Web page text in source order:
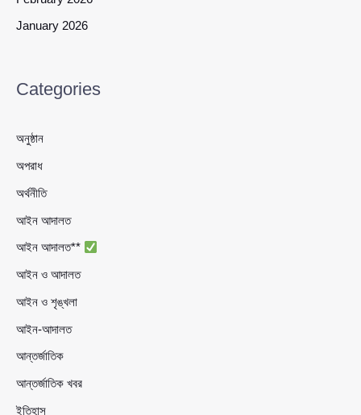
January 2026
Categories
অনুষ্ঠান
অপরাধ
অর্থনীতি
আইন আদালত
আইন আদালত**
আইন ও আদালত
আইন ও শৃঙ্খলা
আইন-আদালত
আন্তর্জাতিক
আন্তর্জাতিক খবর
ইতিহাস